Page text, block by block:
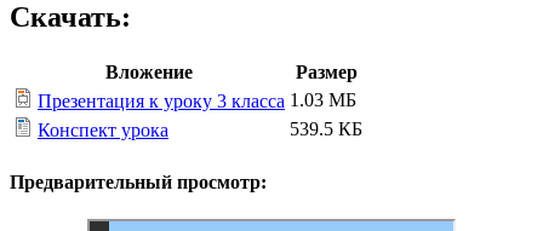
Скачать:
Вложение
Размер
Презентация к уроку 3 класса 1.03 МБ
Конспект урока
539.5 КБ
Предварительный просмотр: